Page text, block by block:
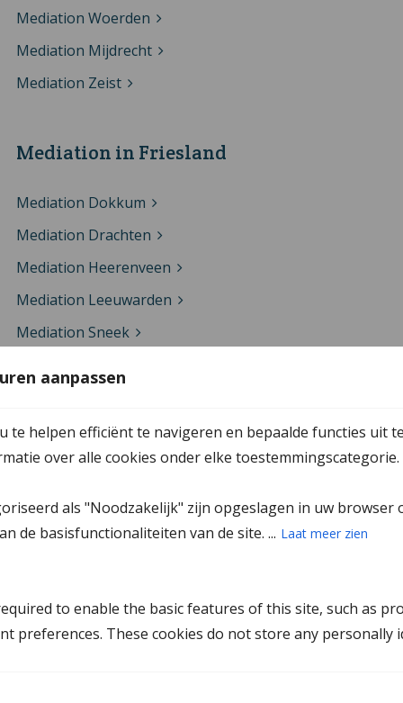
aanpassen
te helpen efficiënt te navigeren en bepaalde functies uit
over alle cookies onder elke toestemmingscategorie.
als "Noodzakelijk" zijn opgeslagen in uw browser
de basisfunctionaliteiten van de site. ... Laat meer zien
to enable the basic features of this site, such as
preferences. These cookies do not store any personally
Mediation Woerden
Mediation Mijdrecht
Mediation Zeist
Mediation in Friesland
Mediation Dokkum
Mediation Drachten
Mediation Heerenveen
Mediation Leeuwarden
Mediation Sneek
Mediation in Overijssel
Mediation Deventer
Mediation Hengelo
Mediation Kampen